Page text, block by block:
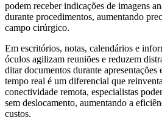
podem receber indicações de imagens
durante procedimentos, aumentando
campo cirúrgico.
Em escritórios, notas, calendários e
óculos agilizam reuniões e reduzem
ditar documentos durante apresentações
tempo real é um diferencial que
conectividade remota, especialistas
sem deslocamento, aumentando a
custos.